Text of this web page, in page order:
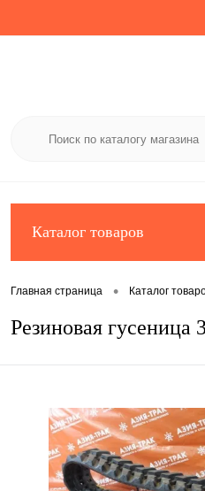
Каталог товаров
Главная страница • Каталог
Резиновая гусеница